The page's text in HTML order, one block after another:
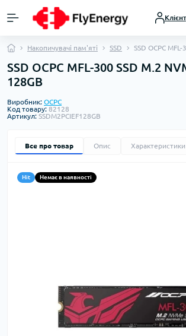
Накопичувачі пам'яті SSD SSD OCPC
SSD OCPC MFL-300 SSD M.2
128GB
Виробник: OCPC
Код товару: 82128
Артикул: SSDM2PCIEF128GB
Все про товар Опис Характеристики
Hit Немає в наявності